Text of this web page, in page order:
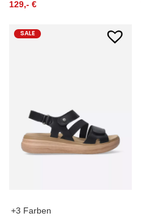
129,- €
SALE
+3 Farben